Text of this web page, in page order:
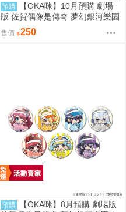
預購
【OKA咪】10月預購 劇場
版 佐賀偶像是傳奇 夢幻銀河樂園
｜徽章 03/盲抽(7種) 旗袍泳裝ve
r. 隨機一款
售價 250
預購
【OKA咪】8月預購 劇場版